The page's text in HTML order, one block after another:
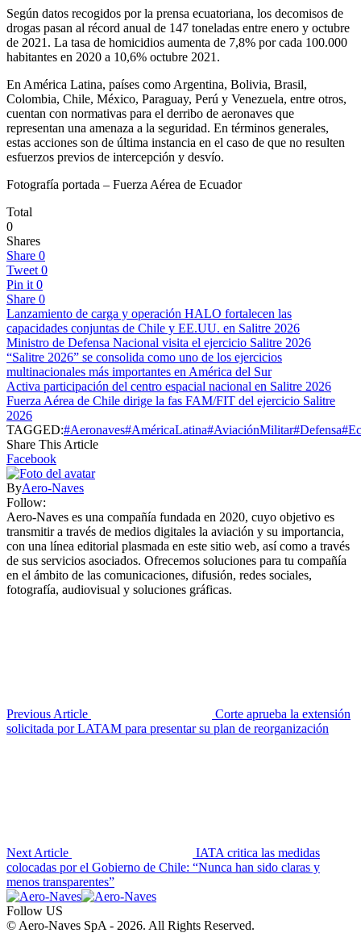
Según datos recogidos por la prensa ecuatoriana, los decomisos de
drogas pasan al récord anual de 147 toneladas entre enero y octubre
de 2021. La tasa de homicidios aumenta de 7,8% por cada 100.000
habitantes en 2020 a 10,6% octubre 2021.
En América Latina, países como Argentina, Bolivia, Brasil,
Colombia, Chile, México, Paraguay, Perú y Venezuela, entre otros,
cuentan con normativas para el derribo de aeronaves que
representan una amenaza a la seguridad. En términos generales,
estas acciones son de última instancia en el caso de que no resulten
esfuerzos previos de intercepción y desvío.
Fotografía portada – Fuerza Aérea de Ecuador
Total
0
Shares
Share 0
Tweet 0
Pin it 0
Share 0
Lanzamiento de carga y operación HALO fortalecen las
capacidades conjuntas de Chile y EE.UU. en Salitre 2026
Ministro de Defensa Nacional visita el ejercicio Salitre 2026
“Salitre 2026” se consolida como uno de los ejercicios
multinacionales más importantes en América del Sur
Activa participación del centro espacial nacional en Salitre 2026
Fuerza Aérea de Chile dirige la fas FAM/FIT del ejercicio Salitre
2026
TAGGED:#Aeronaves#AméricaLatina#AviaciónMilitar#Defensa
Share This Article
Facebook
ByAero-Naves
Follow:
Aero-Naves es una compañía fundada en 2020, cuyo objetivo es
transmitir a través de medios digitales la aviación y su importancia,
con una línea editorial plasmada en este sitio web, así como a través
de sus servicios asociados. Ofrecemos soluciones para tu compañía
en el ámbito de las comunicaciones, difusión, redes sociales,
fotografía, audiovisual y soluciones gráficas.
Previous Article
Corte aprueba la extensión
solicitada por LATAM para presentar su plan de reorganización
Next Article
IATA critica las medidas
colocadas por el Gobierno de Chile: “Nunca han sido claras y
menos transparentes”
Follow US
© Aero-Naves SpA - 2026. All Rights Reserved.